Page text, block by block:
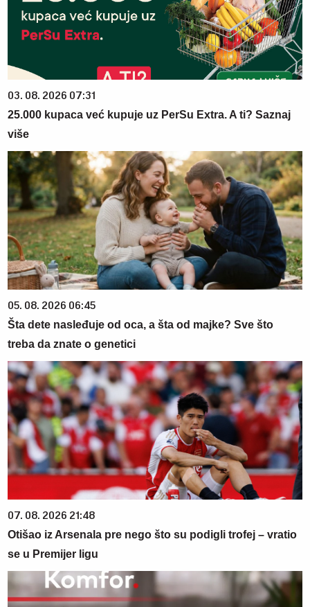
03. 08. 2026 07:31
25.000 kupaca već kupuje uz PerSu Extra. A ti? Saznaj
više
05. 08. 2026 06:45
Šta dete nasleđuje od oca, a šta od majke? Sve što
treba da znate o genetici
07. 08. 2026 21:48
Otišao iz Arsenala pre nego što su podigli trofej – vratio
se u Premijer ligu